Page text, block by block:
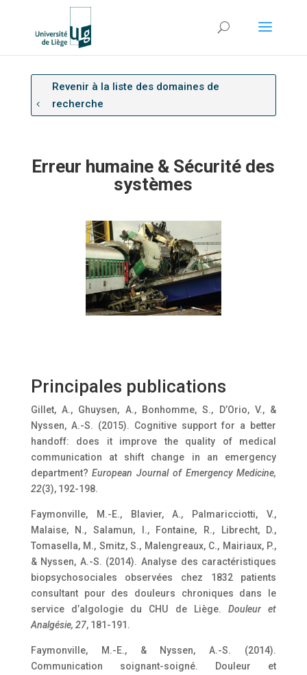
Revenir à la liste des domaines de
recherche
Erreur humaine & Sécurité des
systèmes
Principales publications
Gillet, A., Ghuysen, A., Bonhomme, S., D’Orio, V., &
Nyssen, A.-S. (2015). Cognitive support for a better
handoff: does it improve the quality of medical
communication at shift change in an emergency
department?European Journal of Emergency Medicine,
22(3), 192-198.
Faymonville, M.-E., Blavier, A., Palmaricciotti, V.,
Malaise, N., Salamun, I., Fontaine, R., Librecht, D.,
Tomasella, M., Smitz, S., Malengreaux, C., Mairiaux, P.,
& Nyssen, A.-S. (2014). Analyse des caractéristiques
biopsychosociales observées chez 1832 patients
consultant pour des douleurs chroniques dans le
service d’algologie du CHU de Liège. Douleur et
Analgésie, 27, 181-191.
Faymonville, M.-E., & Nyssen, A.-S. (2014).
Communication soignant-soigné. Douleur et